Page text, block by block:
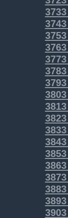
3733
3743
3753
3763
3773
3783
3793
3803
3813
3823
3833
3843
3853
3863
3873
3883
3893
3903